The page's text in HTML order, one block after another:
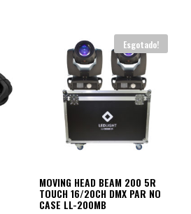
Esgotado!
MOVING HEAD BEAM 200 5R
TOUCH 16/20CH DMX PAR NO
CASE LL-200MB